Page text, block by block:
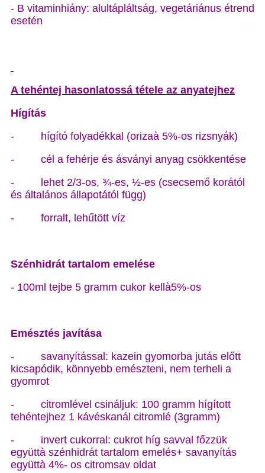
- B vitaminhiány: alultápláltság, vegetáriánus étrend
esetén
A tehéntej hasonlatossá tétele az anyatejhez
Hígítás
- hígító folyadékkal (orizaà 5%-os rizsnyák)
- cél a fehérje és ásványi anyag csökkentése
- lehet 2/3-os, ¾-es, ½-es (csecsemő korától
és általános állapotától függ)
- forralt, lehűtött víz
Szénhidrát tartalom emelése
- 100ml tejbe 5 gramm cukor kellà5%-os
Emésztés javítása
- savanyítással: kazein gyomorba jutás előtt
kicsapódik, könnyebb emészteni, nem terheli a
gyomrot
- citromlével csináljuk: 100 gramm hígított
tehéntejhez 1 kávéskanál citromlé (3gramm)
- invert cukorral: cukrot híg savval főzzük
együttà szénhidrát tartalom emelés+ savanyítás
együttà 4%- os citromsav oldat